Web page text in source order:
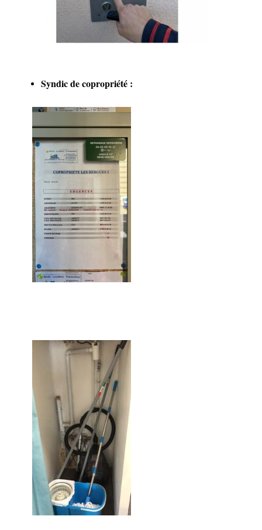
Syndic de copropriété :